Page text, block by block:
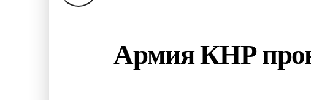
Армия КНР